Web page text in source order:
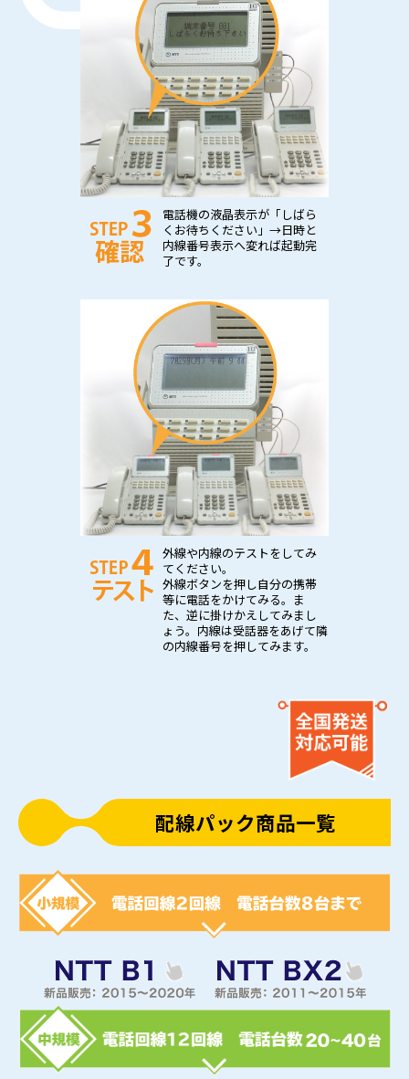
電話機の液晶表示が「しばら
くお待ちください」→日時と
内線番号表示へ変れば起動完
了です。
外線や内線のテストをしてみ
てください。
外線ボタンを押し自分の携帯
等に電話をかけてみる。ま
た、逆に掛けかえしてみまし
ょう。内線は受話器をあげて隣
の内線番号を押してみます。
配線パック商品一覧